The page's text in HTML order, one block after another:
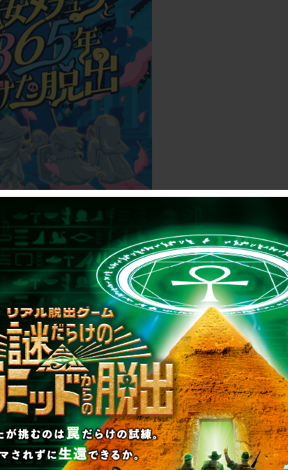
後に5Fで開催されるイベントについては、
アカウントでお知らせ予定です。
。
twitter.com/T_MysteryCircus